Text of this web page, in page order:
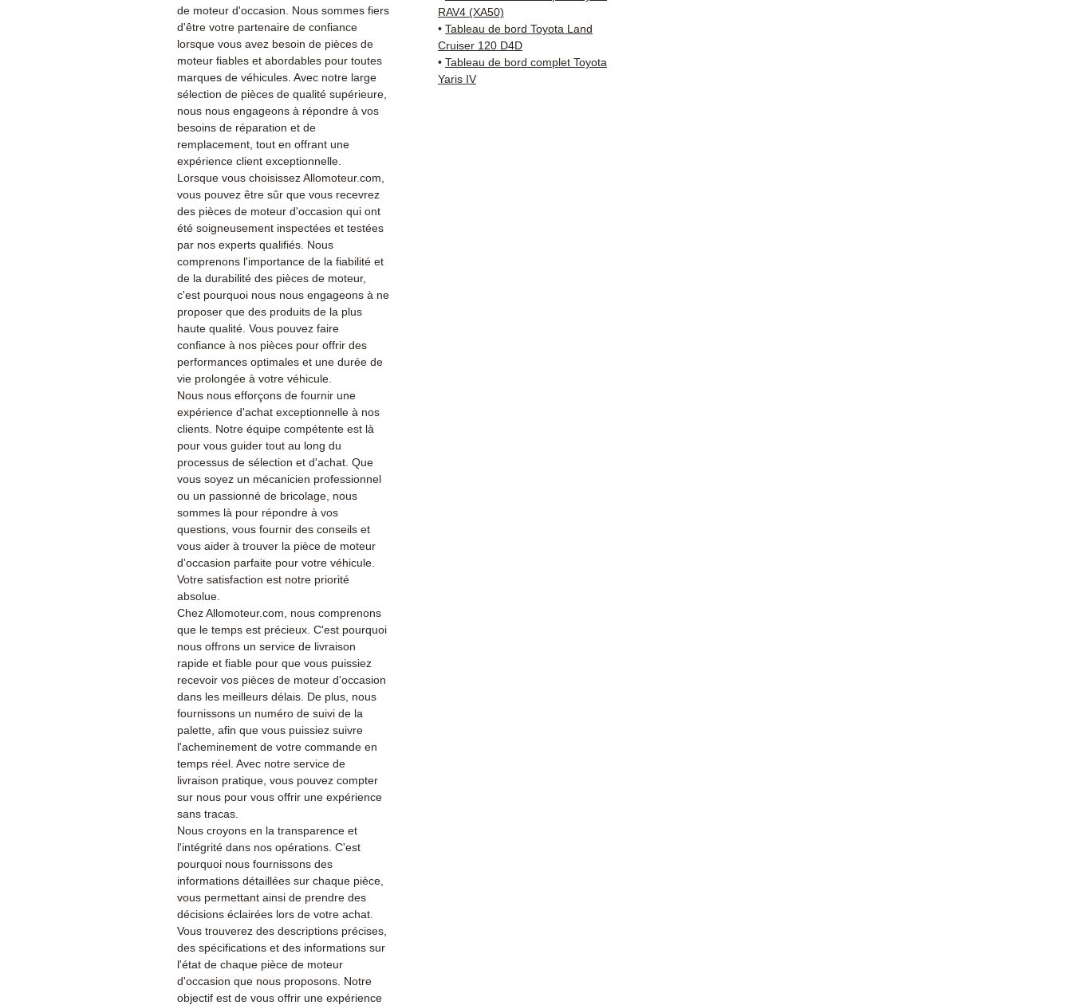
de moteur d'occasion. Nous sommes fiers
d'être votre partenaire de confiance
lorsque vous avez besoin de pièces de
moteur fiables et abordables pour toutes
marques de véhicules. Avec notre large
sélection de pièces de qualité supérieure,
nous nous engageons à répondre à vos
besoins de réparation et de
remplacement, tout en offrant une
expérience client exceptionnelle.
Lorsque vous choisissez Allomoteur.com,
vous pouvez être sûr que vous recevrez
des pièces de moteur d'occasion qui ont
été soigneusement inspectées et testées
par nos experts qualifiés. Nous
comprenons l'importance de la fiabilité et
de la durabilité des pièces de moteur,
c'est pourquoi nous nous engageons à ne
proposer que des produits de la plus
haute qualité. Vous pouvez faire
confiance à nos pièces pour offrir des
performances optimales et une durée de
vie prolongée à votre véhicule.
Nous nous efforçons de fournir une
expérience d'achat exceptionnelle à nos
clients. Notre équipe compétente est là
pour vous guider tout au long du
processus de sélection et d'achat. Que
vous soyez un mécanicien professionnel
ou un passionné de bricolage, nous
sommes là pour répondre à vos
questions, vous fournir des conseils et
vous aider à trouver la pièce de moteur
d'occasion parfaite pour votre véhicule.
Votre satisfaction est notre priorité
absolue.
Chez Allomoteur.com, nous comprenons
que le temps est précieux. C'est pourquoi
nous offrons un service de livraison
rapide et fiable pour que vous puissiez
recevoir vos pièces de moteur d'occasion
dans les meilleurs délais. De plus, nous
fournissons un numéro de suivi de la
palette, afin que vous puissiez suivre
l'acheminement de votre commande en
temps réel. Avec notre service de
livraison pratique, vous pouvez compter
sur nous pour vous offrir une expérience
sans tracas.
Nous croyons en la transparence et
l'intégrité dans nos opérations. C'est
pourquoi nous fournissons des
informations détaillées sur chaque pièce,
vous permettant ainsi de prendre des
décisions éclairées lors de votre achat.
Vous trouverez des descriptions précises,
des spécifications et des informations sur
l'état de chaque pièce de moteur
d'occasion que nous proposons. Notre
objectif est de vous offrir une expérience
RAV4 (XA50)
• Tableau de bord Toyota Land
Cruiser 120 D4D
• Tableau de bord complet Toyota
Yaris IV